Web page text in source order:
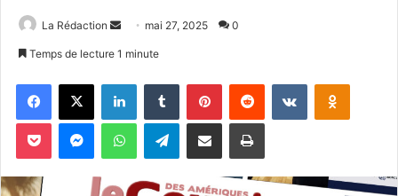
La Rédaction
Envoyermai 27, 2025 0
Temps de lecture 1 minute
Facebook
X LinkedinTumblr PinterestReddit VKontakte
Pocket MessengerWhatsAppTelegramPartager par email Imprimer